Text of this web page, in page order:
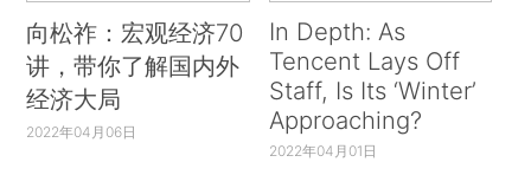
向松祚：宏观经济70
讲，带你了解国内外
经济大局
2022年04月06日
In Depth: As
Tencent Lays Off
Staff, Is Its ‘Winter’
Approaching?
2022年04月01日